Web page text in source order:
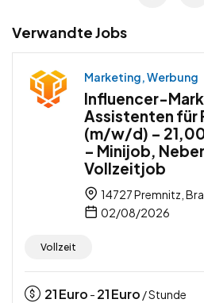
Verwandte Jobs
Marketing, Werbung
Influencer-
Assistenten für
(m/w/d) –
– Minijob,
Vollzeitjob
14727 Premnitz,
02/08/2026
Vollzeit
21Euro - 21Euro / Stunde